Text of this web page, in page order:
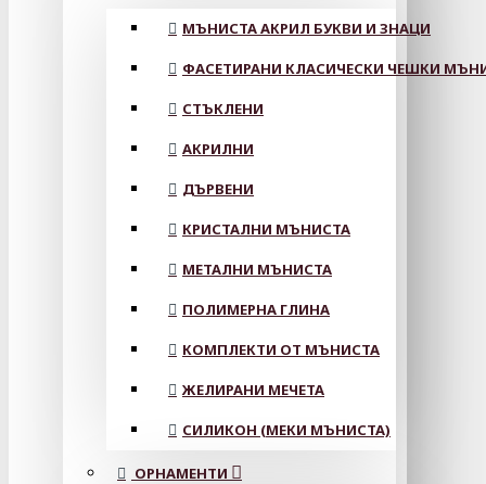
МЪНИСТА АКРИЛ БУКВИ И ЗНАЦИ
ФАСЕТИРАНИ КЛАСИЧЕСКИ ЧЕШКИ
СТЪКЛЕНИ
АКРИЛНИ
ДЪРВЕНИ
КРИСТАЛНИ МЪНИСТА
МЕТАЛНИ МЪНИСТА
ПОЛИМЕРНА ГЛИНА
КОМПЛЕКТИ ОТ МЪНИСТА
ЖЕЛИРАНИ МЕЧЕТА
СИЛИКОН (МЕКИ МЪНИСТА)
ОРНАМЕНТИ